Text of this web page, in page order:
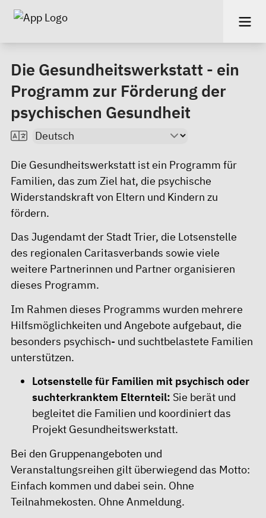
Die Gesundheitswerkstatt - ein
Programm zur Förderung der
psychischen Gesundheit
Die Gesundheitswerkstatt ist ein Programm für
Familien, das zum Ziel hat, die psychische
Widerstandskraft von Eltern und Kindern zu
fördern.
Das Jugendamt der Stadt Trier, die Lotsenstelle
des regionalen Caritasverbands sowie viele
weitere Partnerinnen und Partner organisieren
dieses Programm.
Im Rahmen dieses Programms wurden mehrere
Hilfsmöglichkeiten und Angebote aufgebaut, die
besonders psychisch- und suchtbelastete Familien
unterstützen.
Lotsenstelle für Familien mit psychisch oder
suchterkranktem Elternteil: Sie berät und
begleitet die Familien und koordiniert das
Projekt Gesundheitswerkstatt.
Bei den Gruppenangeboten und
Veranstaltungsreihen gilt überwiegend das Motto:
Einfach kommen und dabei sein. Ohne
Teilnahmekosten. Ohne Anmeldung.